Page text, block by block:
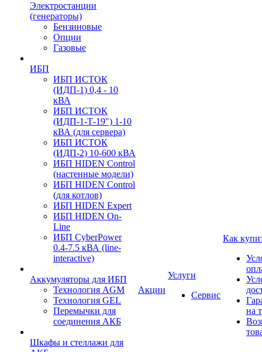
Электростанции
(генераторы)
Бензиновые
Опции
Газовые
ИБП
ИБП ИСТОК
(ИДП-1) 0,4 - 10
кВА
ИБП ИСТОК
(ИДП-1-Т-19") 1-10
кВА (для сервера)
ИБП ИСТОК
(ИДП-2) 10-600 кВА
ИБП HIDEN Control
(настенные модели)
ИБП HIDEN Control
(для котлов)
ИБП HIDEN Expert
ИБП HIDEN On-
Line
ИБП CyberPower
0.4-7.5 кВА (line-
interactive)
Аккумуляторы для ИБП
Технология AGM
Технология GEL
Перемычки для
соединения АКБ
Шкафы и стеллажи для
Акции
Услуги
Сервис
Как
на